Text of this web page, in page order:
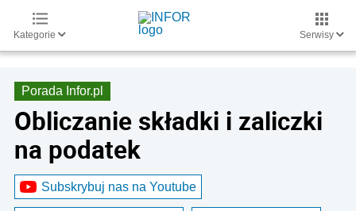
Kategorie Serwisy
Porada Infor.pl
Obliczanie składki i zaliczki
na podatek
Subskrybuj nas na Youtube